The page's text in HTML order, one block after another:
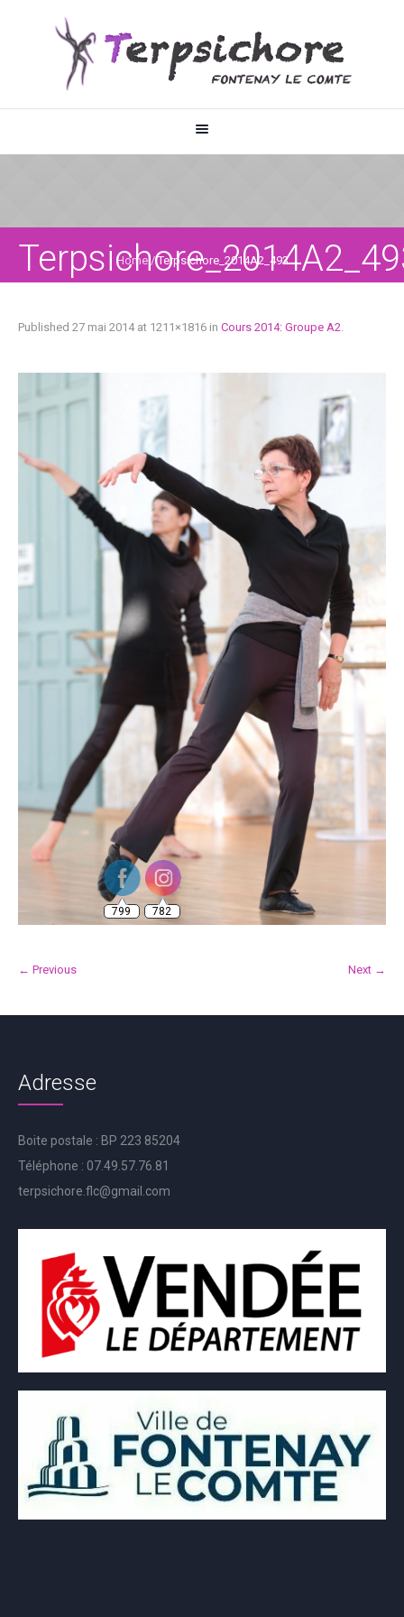
Home /Terpsichore_2014A2_493
Published 27 mai 2014at 1211×1816 in Cours 2014: Groupe A2.
← Previous Next →
Adresse
Boite postale : BP 223 85204
Téléphone : 07.49.57.76.81
terpsichore.flc@gmail.com
799 782